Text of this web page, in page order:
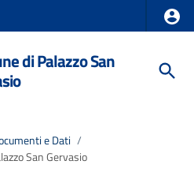
di Palazzo San
e Dati /
San Gervasio